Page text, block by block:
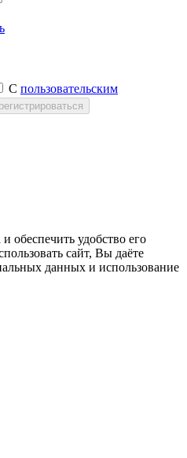
С пользовательским
обеспечить удобство его
сайт, Вы даёте
данных и использование